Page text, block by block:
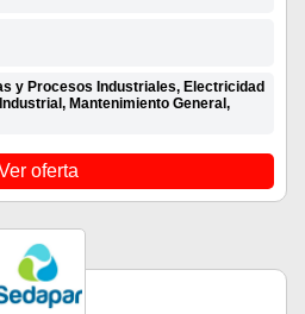
y Procesos Industriales, Electricidad
Mantenimiento General,
oferta